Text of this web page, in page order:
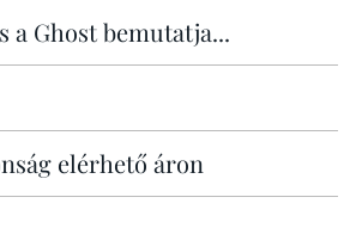
a Ghost bemutatja...
elérhető áron